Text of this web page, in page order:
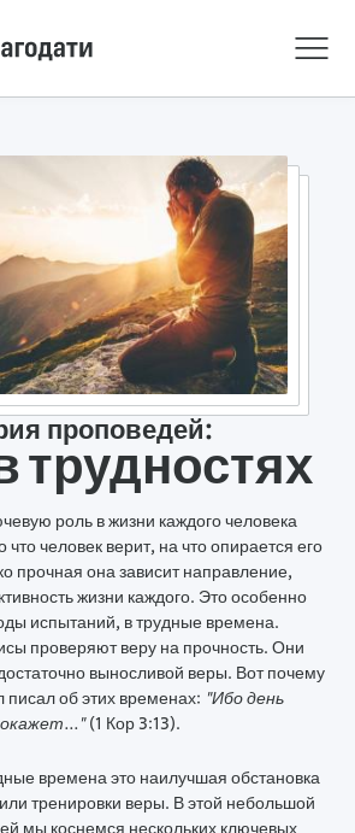
проповедей:
трудностях
роль в жизни каждого человека
что человек верит, на что опирается его
прочная она зависит направление,
жизни каждого. Это особенно
испытаний, в трудные времена.
проверяют веру на прочность. Они
выносливой веры. Вот почему
писал об этих временах: "Ибо день
(1 Кор 3:13).
времена это наилучшая обстановка
тренировки веры. В этой небольшой
мы коснемся нескольких ключевых